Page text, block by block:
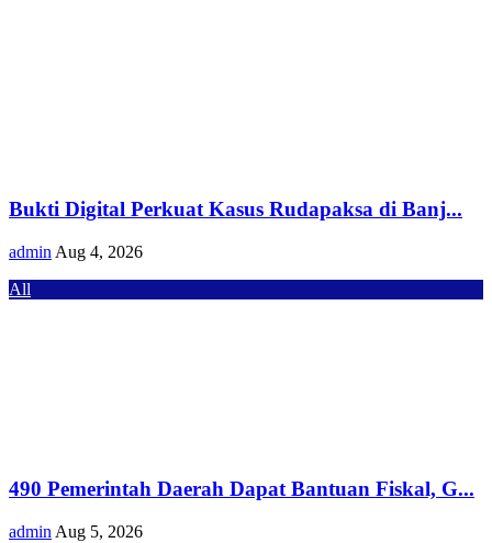
Bukti Digital Perkuat Kasus Rudapaksa di Banj...
admin Aug 4, 2026
All
490 Pemerintah Daerah Dapat Bantuan Fiskal, G...
admin Aug 5, 2026